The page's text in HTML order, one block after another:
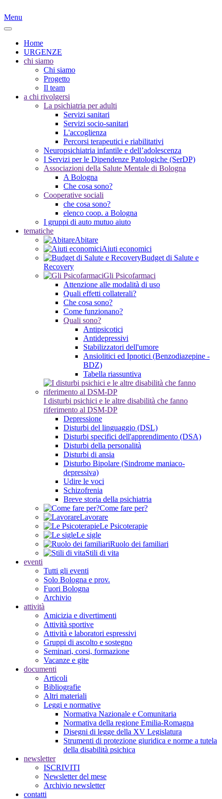
Menu
Home
URGENZE
chi siamo
Chi siamo
Progetto
Il team
a chi rivolgersi
La psichiatria per adulti
Servizi sanitari
Servizi socio-sanitari
L'accoglienza
Percorsi terapeutici e riabilitativi
Neuropsichiatria infantile e dell’adolescenza
I Servizi per le Dipendenze Patologiche (SerDP)
Associazioni della Salute Mentale di Bologna
A Bologna
Che cosa sono?
Cooperative sociali
che cosa sono?
elenco coop. a Bologna
I gruppi di auto mutuo aiuto
tematiche
Abitare
Aiuti economici
Budget di Salute e
Recovery
Gli Psicofarmaci
Attenzione alle modalità di uso
Quali effetti collaterali?
Che cosa sono?
Come funzionano?
Quali sono?
Antipsicotici
Antidepressivi
Stabilizzatori dell'umore
Ansiolitici ed Ipnotici (Benzodiazepine -
BDZ)
Tabella riassuntiva
I disturbi psichici e le altre disabilità che fanno
riferimento al DSM-DP
Depressione
Disturbi del linguaggio (DSL)
Disturbi specifici dell'apprendimento (DSA)
Disturbi della personalità
Disturbi di ansia
Disturbo Bipolare (Sindrome maniaco-
depressiva)
Udire le voci
Schizofrenia
Breve storia della psichiatria
Come fare per?
Lavorare
Le Psicoterapie
Le sigle
Ruolo dei familiari
Stili di vita
eventi
Tutti gli eventi
Solo Bologna e prov.
Fuori Bologna
Archivio
attività
Amicizia e divertimenti
Attività sportive
Attività e laboratori espressivi
Gruppi di ascolto e sostegno
Seminari, corsi, formazione
Vacanze e gite
documenti
Articoli
Bibliografie
Altri materiali
Leggi e normative
Normativa Nazionale e Comunitaria
Normativa della regione Emilia-Romagna
Disegni di legge della XV Legislatura
Strumenti di protezione giuridica e norme a tutela
della disabilità psichica
newsletter
ISCRIVITI
Newsletter del mese
Archivio newsletter
contatti